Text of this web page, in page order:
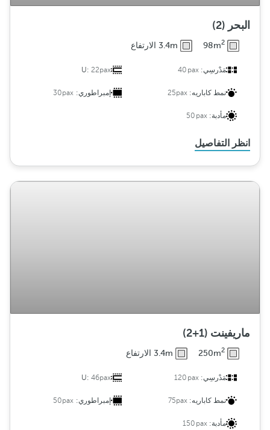
البحر (2)
98m2 3.4m الارتفاع
مَدْرسِي:40pax
U: 22pax
نمط كاباريه: 25pax إمبراطوري: 30pax
مأدبة:50pax
انظر التفاصيل
ماريفينت (1+2)
250m2 3.4m الارتفاع
مَدْرسِي:120pax
U: 46pax
نمط كاباريه: 75pax إمبراطوري: 50pax
مأدبة:150pax